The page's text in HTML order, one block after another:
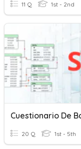
11 Q 1st - 2nd
20 Q 1st - 5th